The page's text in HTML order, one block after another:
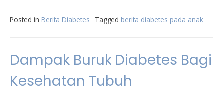
Posted in Berita Diabetes Tagged berita diabetes pada anak
Dampak Buruk Diabetes Bagi
Kesehatan Tubuh